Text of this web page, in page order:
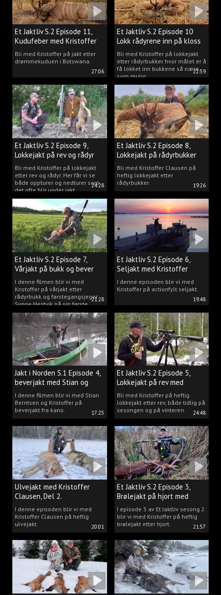
27:06
Et Jaktliv S.2 Episode 11,
Kudufeber med Kristoffer
Clausen
Bli med Kristoffer på jakt etter
drømmekuduen i Botswana.
22:59
Et Jaktliv S.2 Episode 10
Lokk rådyrene inn på kloss
hold.
Bli med Kristoffer på lokkejakt
etter rådyrbukker hvor målet er å
få lokket inn bukkene så nære
som mulig.
24:28
Et Jaktliv S.2 Episode 9,
Lokkejakt på rev og rådyr
med Kristoffer Clausen
Bli med Kristoffer på lokkejakt
etter rev og rådyr. Her får vi se
både oppturer og nedturer som
det ofte blir under jakt.
19:26
Et Jaktliv S.2 Episode 8,
Lokkejakt på rådyrbukker
2023 nr. 1
Bli med Kristoffer Clausen på
heftig lokkejakt etter
rådyrbukker.
21:28
Et Jaktliv S.2 Episode 7,
Vårjakt på bukk og bever
I denne filmen blir vi med
Kristoffer på vårjakt etter
rådyrbukk og førstegangsjeger
Synne Hestvik på sin første
beverjakt.
19:48
Et Jaktliv S.2 Episode 6,
Seljakt med Kristoffer
Clausen
I denne episoden blir vi med
Kristoffer på actionfylt seljakt.
17:25
Jakt i Norden S.1 Episode 4,
beverjakt med Stian og
Kristoffer
I denne filmen blir vi med Stian
Berntsen og Kristoffer på
beverjakt fra kano.
24:48
Et Jaktliv S.2 Episode 5,
Lokkejakt på rev med
Kristoffer Clausen
Bli med Kristoffer på heftig
lokkejakt etter rev, både tidlig på
sesongen og på vinteren.
20:01
Ulvejakt med Kristoffer
Clausen, Del 2.
I denne episoden blir vi med
Kristoffer Clausen på heftig
ulvejakt.
21:57
Et Jaktliv S.2 Episode 3,
Brølejakt på hjort med
Kristoffer Clausen
I episode 3 av Et Jaktliv sesong 2
blir vi med Kristoffer på heftig
brølejakt etter hjort.